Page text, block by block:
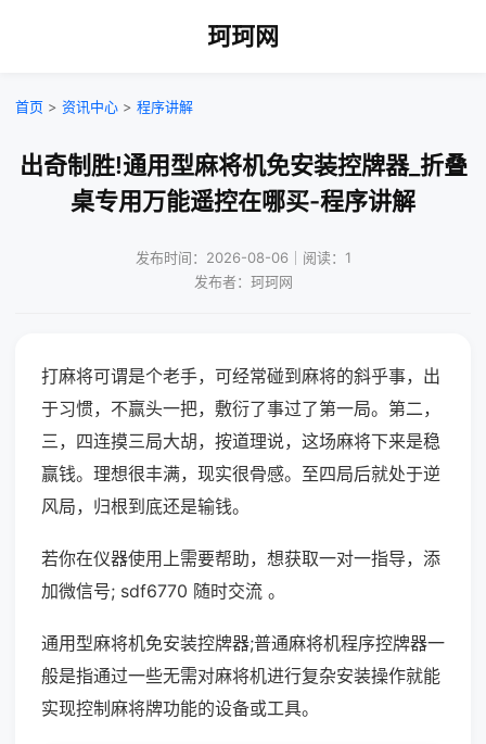
珂珂网
首页 > 资讯中心 > 程序讲解
出奇制胜!通用型麻将机免安装控牌器_折叠
桌专用万能遥控在哪买-程序讲解
发布时间：2026-08-06｜阅读：1
发布者：珂珂网
打麻将可谓是个老手，可经常碰到麻将的斜乎事，出
于习惯，不赢头一把，敷衍了事过了第一局。第二，
三，四连摸三局大胡，按道理说，这场麻将下来是稳
赢钱。理想很丰满，现实很骨感。至四局后就处于逆
风局，归根到底还是输钱。
若你在仪器使用上需要帮助，想获取一对一指导，添
加微信号; sdf6770 随时交流 。
通用型麻将机免安装控牌器;普通麻将机程序控牌器一
般是指通过一些无需对麻将机进行复杂安装操作就能
实现控制麻将牌功能的设备或工具。